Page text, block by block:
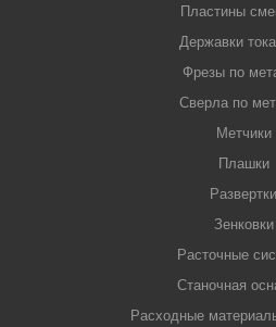
Пластины
Державки
Фрезы по
Сверла по
Метчики
Плашки
Развертки
Зенковки
Расточные
Станочная
Расходные